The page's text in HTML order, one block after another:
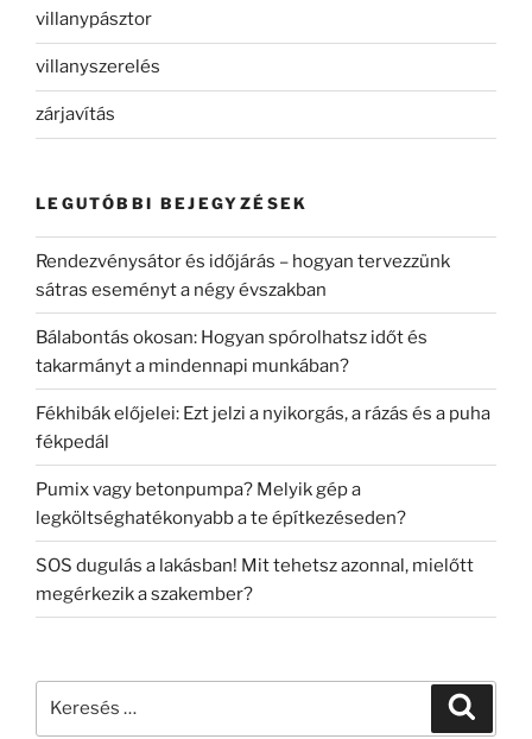
villanypásztor
villanyszerelés
zárjavítás
LEGUTÓBBI BEJEGYZÉSEK
Rendezvénysátor és időjárás – hogyan tervezzünk
sátras eseményt a négy évszakban
Bálabontás okosan: Hogyan spórolhatsz időt és
takarmányt a mindennapi munkában?
Fékhibák előjelei: Ezt jelzi a nyikorgás, a rázás és a puha
fékpedál
Pumix vagy betonpumpa? Melyik gép a
legköltséghatékonyabb a te építkezéseden?
SOS dugulás a lakásban! Mit tehetsz azonnal, mielőtt
megérkezik a szakember?